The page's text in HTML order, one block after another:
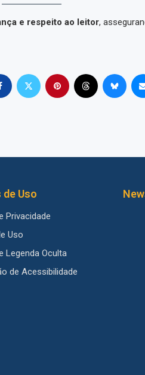
e respeito ao leitor,
Uso
Privacidade
Uso
Legenda Oculta
de Acessibilidade